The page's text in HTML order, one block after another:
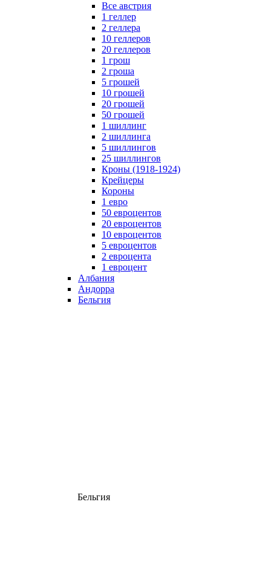
Все австрия
1 геллер
2 геллера
10 геллеров
20 геллеров
1 грош
2 гроша
5 грошей
10 грошей
20 грошей
50 грошей
1 шиллинг
2 шиллинга
5 шиллингов
25 шиллингов
Кроны (1918-1924)
Крейцеры
Короны
1 евро
50 евроцентов
20 евроцентов
10 евроцентов
5 евроцентов
2 евроцента
1 евроцент
Албания
Андорра
Бельгия
Бельгия